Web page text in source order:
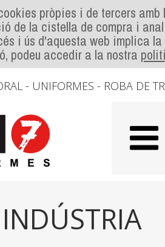
pròpies i de tercers
de la cistella de compra i
i ús d'aquesta web implica
podeu accedir a la nostra
- UNIFORMES - ROBA DE
INDÚSTRIA